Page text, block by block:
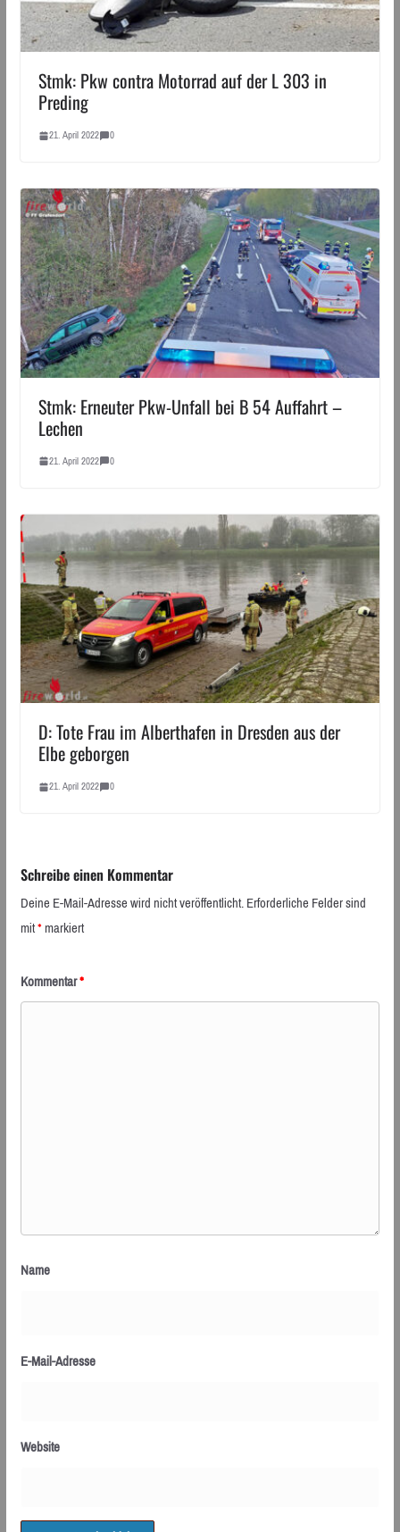
Stmk: Pkw contra Motorrad auf der L 303 in
Preding
21. April 2022 0
Stmk: Erneuter Pkw-Unfall bei B 54 Auffahrt –
Lechen
21. April 2022 0
D: Tote Frau im Alberthafen in Dresden aus der
Elbe geborgen
21. April 2022 0
Schreibe einen Kommentar
Deine E-Mail-Adresse wird nicht veröffentlicht.Erforderliche Felder sind
mit*markiert
Kommentar*
Name
E-Mail-Adresse
Website